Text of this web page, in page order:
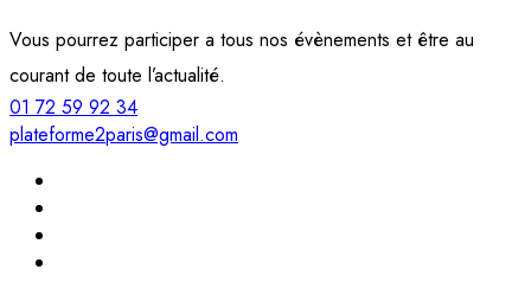
Vous pourrez participer a tous nos évènements et être au
courant de toute l’actualité.
01 72 59 92 34
plateforme2paris@gmail.com